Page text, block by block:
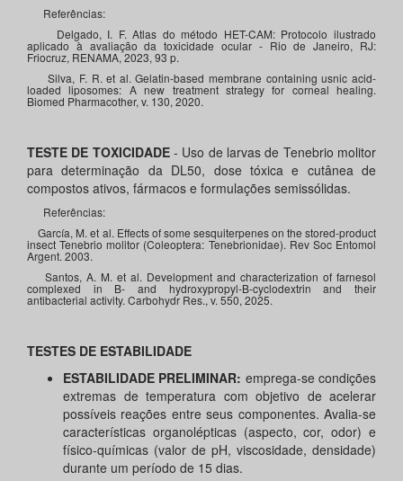
Referências:
Delgado, I. F. Atlas do método HET-CAM: Protocolo ilustrado
aplicado à avaliação da toxicidade ocular - Rio de Janeiro, RJ:
Friocruz, RENAMA, 2023, 93 p.
Silva, F. R. et al. Gelatin-based membrane containing usnic acid-
loaded liposomes: A new treatment strategy for corneal healing.
Biomed Pharmacother, v. 130, 2020.
TESTE DE TOXICIDADE- Uso de larvas de Tenebrio molitor
para determinação da DL50, dose tóxica e cutânea de
compostos ativos, fármacos e formulações semissólidas.
Referências:
García, M. et al. Effects of some sesquiterpenes on the stored-product
insect Tenebrio molitor (Coleoptera: Tenebrionidae). Rev Soc Entomol
Argent. 2003.
Santos, A. M. et al. Development and characterization of farnesol
complexed in B- and hydroxypropyl-B-cyclodextrin and their
antibacterial activity. Carbohydr Res., v. 550, 2025.
TESTES DE ESTABILIDADE
ESTABILIDADE PRELIMINAR: emprega-se condições
extremas de temperatura com objetivo de acelerar
possíveis reações entre seus componentes. Avalia-se
características organolépticas (aspecto, cor, odor) e
físico-químicas (valor de pH, viscosidade, densidade)
durante um período de 15 dias.